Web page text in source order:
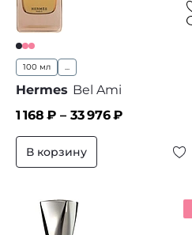
100 мл ...
Hermes Bel Ami
1 168 ₽ – 33 976₽
В корзину